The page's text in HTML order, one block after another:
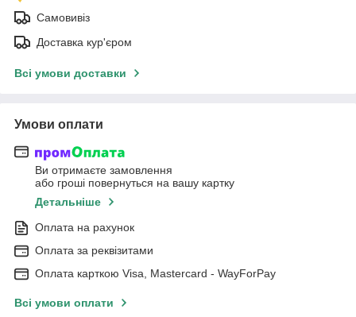
Самовивіз
Доставка кур'єром
Всі умови доставки
Умови оплати
Ви отримаєте замовлення
або гроші повернуться на вашу картку
Детальніше
Оплата на рахунок
Оплата за реквізитами
Оплата карткою Visa, Mastercard - WayForPay
Всі умови оплати